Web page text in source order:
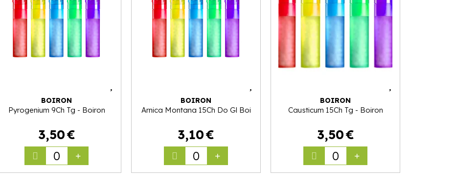
BOIRON
Pyrogenium 9Ch Tg - Boiron
3,50€
0
BOIRON
Arnica Montana 15Ch Do Gl Boi
3,10€
0
BOIRON
Causticum 15Ch Tg - Boiron
3,50€
0